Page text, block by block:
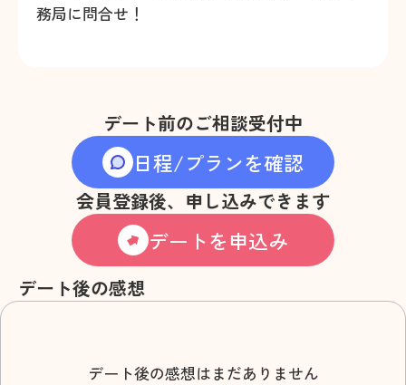
務局に問合せ！
デート前のご相談受付中
日程/プランを確認
会員登録後、申し込みできます
デートを申込み
デート後の感想
デート後の感想はまだありません